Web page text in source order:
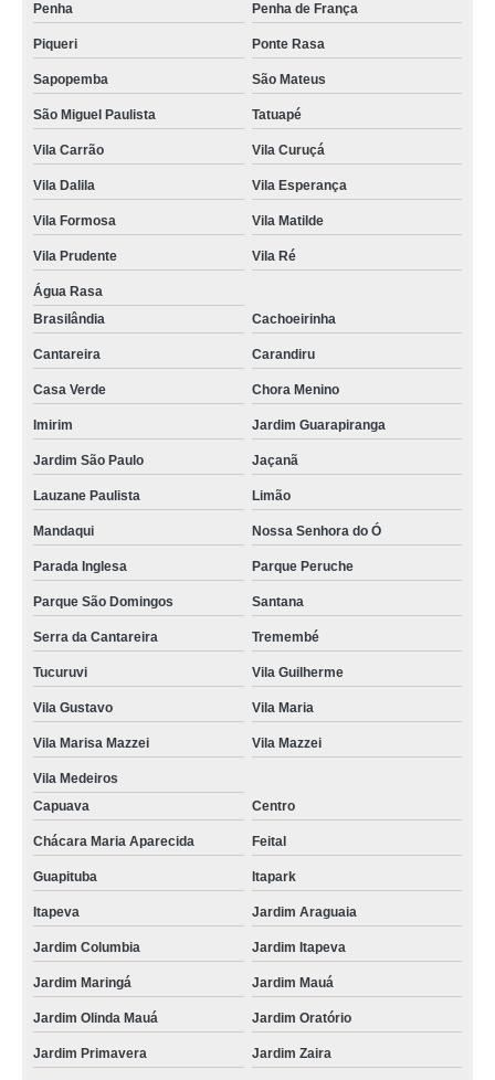
Penha Penha de França
Piqueri Ponte Rasa
Sapopemba São Mateus
São Miguel Paulista Tatuapé
Vila Carrão Vila Curuçá
Vila Dalila Vila Esperança
Vila Formosa Vila Matilde
Vila Prudente Vila Ré
Água Rasa
Brasilândia
Cachoeirinha
Cantareira Carandiru
Casa Verde Chora Menino
Imirim Jardim Guarapiranga
Jardim São Paulo Jaçanã
Lauzane Paulista Limão
Mandaqui Nossa Senhora do Ó
Parada Inglesa Parque Peruche
Parque São Domingos Santana
Serra da Cantareira Tremembé
Tucuruvi Vila Guilherme
Vila Gustavo Vila Maria
Vila Marisa Mazzei Vila Mazzei
Vila Medeiros
Capuava
Centro
Chácara Maria Aparecida Feital
Guapituba Itapark
Itapeva Jardim Araguaia
Jardim Columbia Jardim Itapeva
Jardim Maringá Jardim Mauá
Jardim Olinda Mauá Jardim Oratório
Jardim Primavera Jardim Zaira